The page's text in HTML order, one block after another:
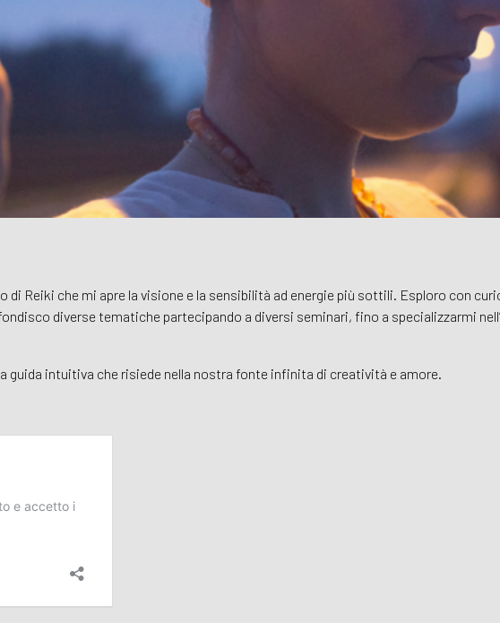
di Reiki che mi apre la visione e la sensibilità ad energie più sottili. Esploro con
diverse tematiche partecipando a diversi seminari, fino a specializzarmi
guida intuitiva che risiede nella nostra fonte infinita di creatività e amore.